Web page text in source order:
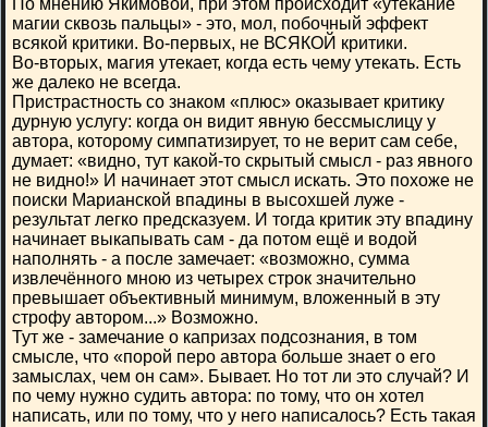
По мнению Якимовой, при этом происходит «утекание
магии сквозь пальцы» - это, мол, побочный эффект
всякой критики. Во-первых, не ВСЯКОЙ критики.
Во-вторых, магия утекает, когда есть чему утекать. Есть
же далеко не всегда.
Пристрастность со знаком «плюс» оказывает критику
дурную услугу: когда он видит явную бессмыслицу у
автора, которому симпатизирует, то не верит сам себе,
думает: «видно, тут какой-то скрытый смысл - раз явного
не видно!» И начинает этот смысл искать. Это похоже не
поиски Марианской впадины в высохшей луже -
результат легко предсказуем. И тогда критик эту впадину
начинает выкапывать сам - да потом ещё и водой
наполнять - а после замечает: «возможно, сумма
извлечённого мною из четырех строк значительно
превышает объективный минимум, вложенный в эту
строфу автором...» Возможно.
Тут же - замечание о капризах подсознания, в том
смысле, что «порой перо автора больше знает о его
замыслах, чем он сам». Бывает. Но тот ли это случай? И
по чему нужно судить автора: по тому, что он хотел
написать, или по тому, что у него написалось? Есть такая